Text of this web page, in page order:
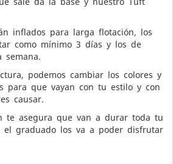
inflados para larga flotación, los
como mínimo 3 días y los de
podemos cambiar los colores y
para que vayan con tu estilo y con
causar.
te asegura que van a durar toda tu
el graduado los va a poder disfrutar